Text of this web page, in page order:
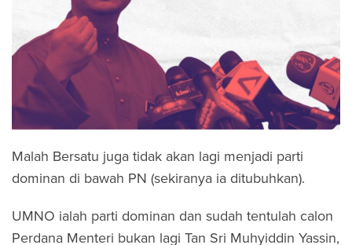
Malah Bersatu juga tidak akan lagi menjadi parti
dominan di bawah PN (sekiranya ia ditubuhkan).
UMNO ialah parti dominan dan sudah tentulah calon
Perdana Menteri bukan lagi Tan Sri Muhyiddin Yassin,